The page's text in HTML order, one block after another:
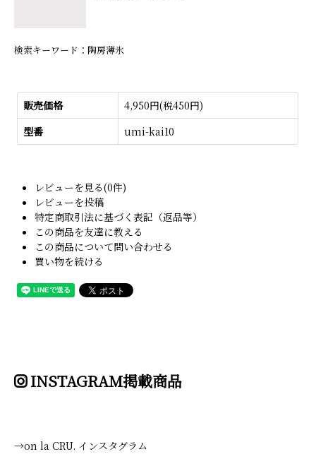
検索キーワード：陶房薄氷
販売価格
4,950円(税450円)
型番
umi-kai10
レビューを見る(0件)
レビューを投稿
特定商取引法に基づく表記（返品等）
この商品を友達に教える
この商品について問い合わせる
買い物を続ける
INSTAGRAM掲載商品
→on la CRU. インスタグラム